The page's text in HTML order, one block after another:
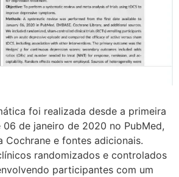
foi realizada desde a primeira
de janeiro de 2020 no PubMed,
Cochrane e fontes adicionais.
randomizados e controlados
participantes com um